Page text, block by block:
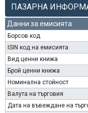
ПАЗАРНА
Данни за емисията
Борсов код
ISIN код на емисията
Вид ценни книжа
Брой ценни книжа
Номинална стойност
Валута на търговия
Дата на въвеждане на